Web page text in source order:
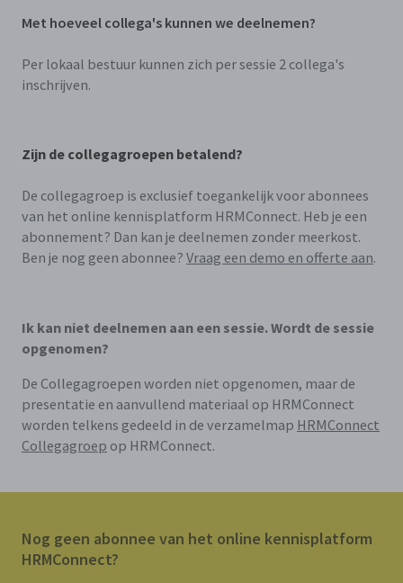
Met hoeveel collega's kunnen we deelnemen?
Per lokaal bestuur kunnen zich per sessie 2 collega's
inschrijven.
Zijn de collegagroepen betalend?
De collegagroep is exclusief toegankelijk voor abonnees
van het online kennisplatform HRMConnect. Heb je een
abonnement? Dan kan je deelnemen zonder meerkost.
Ben je nog geen abonnee? Vraag een demo en offerte aan.
Ik kan niet deelnemen aan een sessie. Wordt de sessie
opgenomen?
De Collegagroepen worden niet opgenomen, maar de
presentatie en aanvullend materiaal op HRMConnect
worden telkens gedeeld in de verzamelmap HRMConnect
Collegagroep op HRMConnect.
Nog geen abonnee van het online kennisplatform
HRMConnect?